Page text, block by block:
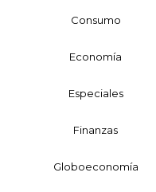
Consumo
Economía
Especiales
Finanzas
Globoeconomía